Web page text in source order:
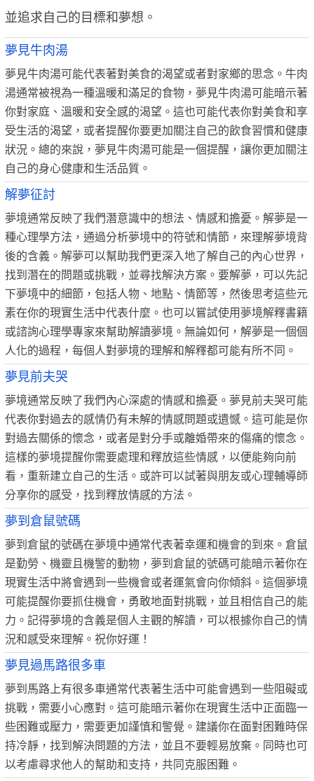
並追求自己的目標和夢想。
夢見牛肉湯
夢見牛肉湯可能代表著對美食的渴望或者對家鄉的思念。牛肉
湯通常被視為一種溫暖和滿足的食物，夢見牛肉湯可能暗示著
你對家庭、溫暖和安全感的渴望。這也可能代表你對美食和享
受生活的渴望，或者提醒你要更加關注自己的飲食習慣和健康
狀況。總的來說，夢見牛肉湯可能是一個提醒，讓你更加關注
自己的身心健康和生活品質。
解夢征討
夢境通常反映了我們潛意識中的想法、情感和擔憂。解夢是一
種心理學方法，通過分析夢境中的符號和情節，來理解夢境背
後的含義。解夢可以幫助我們更深入地了解自己的內心世界，
找到潛在的問題或挑戰，並尋找解決方案。要解夢，可以先記
下夢境中的細節，包括人物、地點、情節等，然後思考這些元
素在你的現實生活中代表什麼。也可以嘗試使用夢境解釋書籍
或諮詢心理學專家來幫助解讀夢境。無論如何，解夢是一個個
人化的過程，每個人對夢境的理解和解釋都可能有所不同。
夢見前夫哭
夢境通常反映了我們內心深處的情感和擔憂。夢見前夫哭可能
代表你對過去的感情仍有未解的情感問題或遺憾。這可能是你
對過去關係的懷念，或者是對分手或離婚帶來的傷痛的懷念。
這樣的夢境提醒你需要處理和釋放這些情感，以便能夠向前
看，重新建立自己的生活。或許可以試著與朋友或心理輔導師
分享你的感受，找到釋放情感的方法。
夢到倉鼠號碼
夢到倉鼠的號碼在夢境中通常代表著幸運和機會的到來。倉鼠
是勤勞、機靈且機警的動物，夢到倉鼠的號碼可能暗示著你在
現實生活中將會遇到一些機會或者運氣會向你傾斜。這個夢境
可能提醒你要抓住機會，勇敢地面對挑戰，並且相信自己的能
力。記得夢境的含義是個人主觀的解讀，可以根據你自己的情
況和感受來理解。祝你好運！
夢見過馬路很多車
夢到馬路上有很多車通常代表著生活中可能會遇到一些阻礙或
挑戰，需要小心應對。這可能暗示著你在現實生活中正面臨一
些困難或壓力，需要更加謹慎和警覺。建議你在面對困難時保
持冷靜，找到解決問題的方法，並且不要輕易放棄。同時也可
以考慮尋求他人的幫助和支持，共同克服困難。